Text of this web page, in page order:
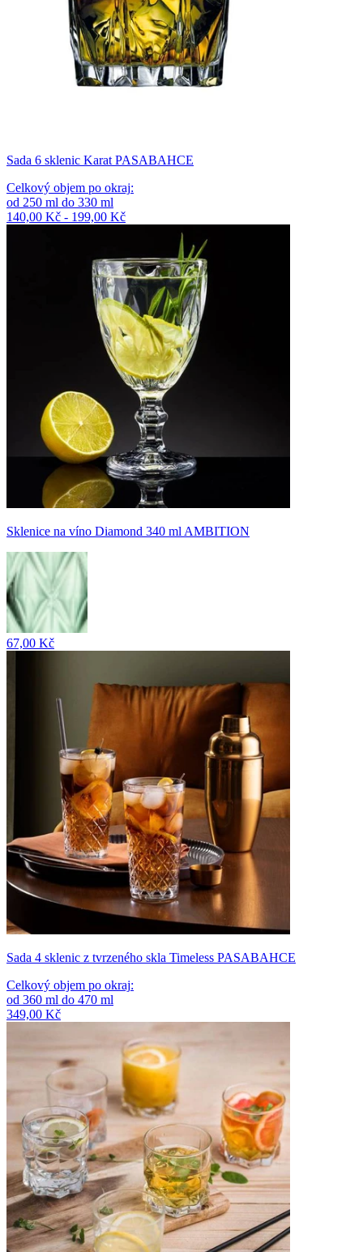
Sada 6 sklenic Karat PASABAHCE
Celkový objem po okraj:
od 250 ml do 330 ml
140,00 Kč - 199,00 Kč
Sklenice na víno Diamond 340 ml AMBITION
67,00 Kč
Sada 4 sklenic z tvrzeného skla Timeless PASABAHCE
Celkový objem po okraj:
od 360 ml do 470 ml
349,00 Kč